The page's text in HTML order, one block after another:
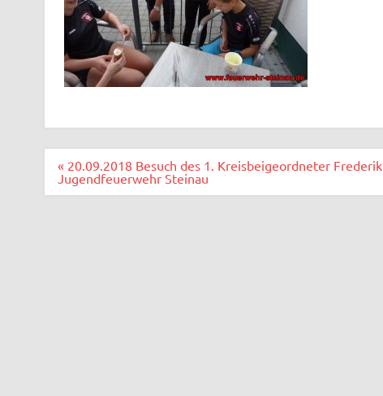
Beitragsnavigation
« 20.09.2018 Besuch des 1. Kreisbeigeordneter
Jugendfeuerwehr Steinau